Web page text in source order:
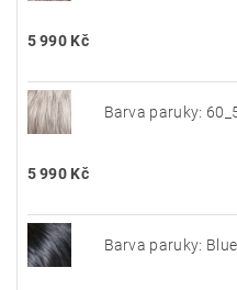
5 990 Kč
Barva paruky:
5 990 Kč
Barva paruky: